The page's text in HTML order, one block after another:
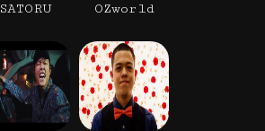
SATORU OZworld